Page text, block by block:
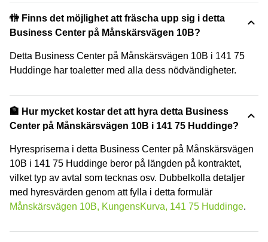
🚻 Finns det möjlighet att fräscha upp sig i detta
Business Center på Månskärsvägen 10B?
Detta Business Center på Månskärsvägen 10B i 141 75
Huddinge har toaletter med alla dess nödvändigheter.
🏦 Hur mycket kostar det att hyra detta Business
Center på Månskärsvägen 10B i 141 75 Huddinge?
Hyrespriserna i detta Business Center på Månskärsvägen
10B i 141 75 Huddinge beror på längden på kontraktet,
vilket typ av avtal som tecknas osv. Dubbelkolla detaljer
med hyresvärden genom att fylla i detta formulär
Månskärsvägen 10B, KungensKurva, 141 75 Huddinge.